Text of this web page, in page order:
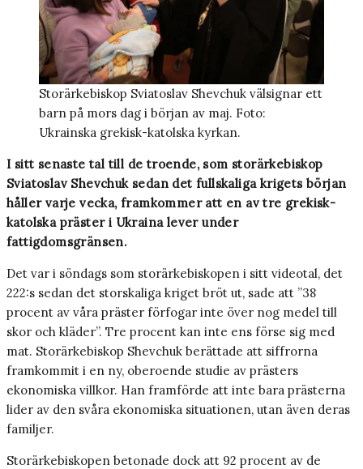
Storärkebiskop Sviatoslav Shevchuk välsignar ett
barn på mors dag i början av maj. Foto:
Ukrainska grekisk-katolska kyrkan.
I sitt senaste tal till de troende, som storärkebiskop
Sviatoslav Shevchuk sedan det fullskaliga krigets början
håller varje vecka, framkommer att en av tre grekisk-
katolska präster i Ukraina lever under
fattigdomsgränsen.
Det var i söndags som storärkebiskopen i sitt videotal, det
222:s sedan det storskaliga kriget bröt ut, sade att ”38
procent av våra präster förfogar inte över nog medel till
skor och kläder”. Tre procent kan inte ens förse sig med
mat. Storärkebiskop Shevchuk berättade att siffrorna
framkommit i en ny, oberoende studie av prästers
ekonomiska villkor. Han framförde att inte bara prästerna
lider av den svåra ekonomiska situationen, utan även deras
familjer.
Storärkebiskopen betonade dock att 92 procent av de